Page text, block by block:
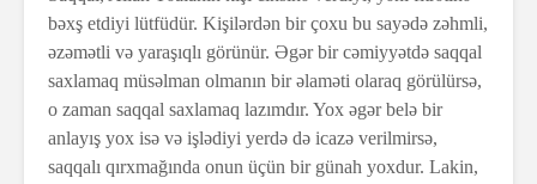
bəxş etdiyi lütfüdür. Kişilərdən bir çoxu bu sayədə zəhmli,
əzəmətli və yaraşıqlı görünür. Əgər bir cəmiyyətdə saqqal
saxlamaq müsəlman olmanın bir əlaməti olaraq görülürsə,
o zaman saqqal saxlamaq lazımdır. Yox əgər belə bir
anlayış yox isə və işlədiyi yerdə də icazə verilmirsə,
saqqalı qırxmağında onun üçün bir günah yoxdur. Lakin,